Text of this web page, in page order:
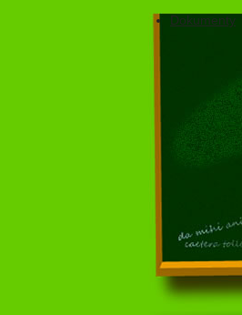
Dokumenty